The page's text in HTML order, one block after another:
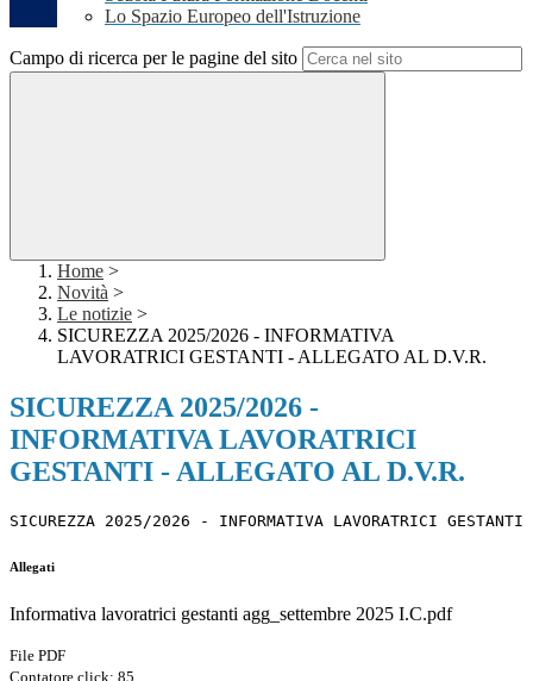
Lo Spazio Europeo dell'Istruzione
Campo di ricerca per le pagine del sito
Home >
Novità >
Le notizie >
SICUREZZA 2025/2026 - INFORMATIVA
LAVORATRICI GESTANTI - ALLEGATO AL D.V.R.
SICUREZZA 2025/2026 -
INFORMATIVA LAVORATRICI
GESTANTI - ALLEGATO AL D.V.R.
SICUREZZA 2025/2026 - INFORMATIVA LAVORATRICI
Allegati
Informativa lavoratrici gestanti agg_settembre 2025 I.C.pdf
File PDF
Contatore click: 85